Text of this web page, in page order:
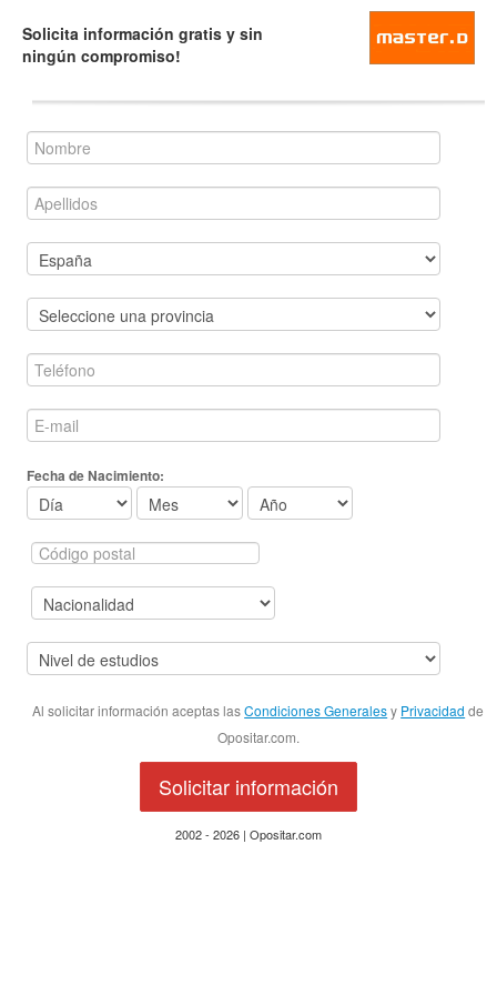
Solicita información gratis y sin
ningún compromiso!
Fecha de Nacimiento:
Al solicitar información aceptas lasCondiciones Generalesy Privacidad de
Opositar.com.
Solicitar información
2002 - 2026 | Opositar.com